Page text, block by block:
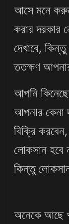
আসে মনে
করার দরকার
দেখাবে,
ততক্ষণ
আপনি
আপনার কেনা
বিক্রি
লোকসান হবে
কিন্তু
অনেকে আছে